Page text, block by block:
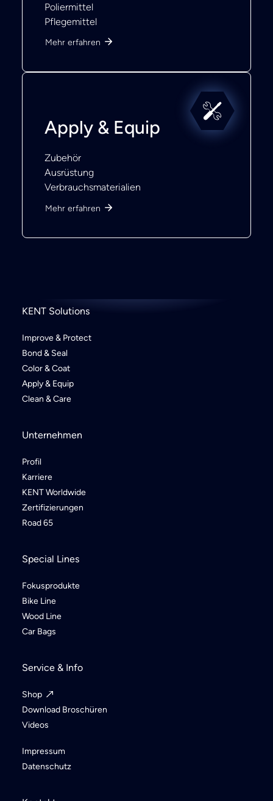
Poliermittel
Pflegemittel
Mehr erfahren
Apply & Equip
Zubehör
Ausrüstung
Verbrauchsmaterialien
Mehr erfahren
KENT Solutions
Improve & Protect
Bond & Seal
Color & Coat
Apply & Equip
Clean & Care
Unternehmen
Profil
Karriere
KENT Worldwide
Zertifizierungen
Road 65
Special Lines
Fokusprodukte
Bike Line
Wood Line
Car Bags
Service & Info
Shop
Download Broschüren
Videos
Impressum
Datenschutz